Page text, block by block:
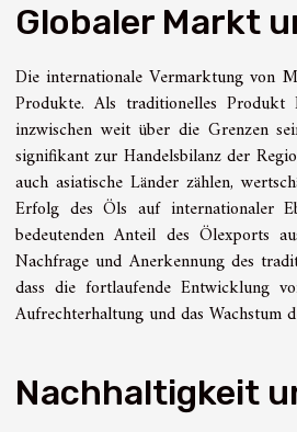
Globaler Markt
Die internationale Vermarktung von
Produkte. Als traditionelles
inzwischen weit über die Grenzen
signifikant zur Handelsbilanz der
auch asiatische Länder zählen,
Erfolg des Öls auf internationaler
bedeutenden Anteil des Ölexports
Nachfrage und Anerkennung des
dass die fortlaufende Entwicklung
Aufrechterhaltung und das Wachstum
Nachhaltigkeit